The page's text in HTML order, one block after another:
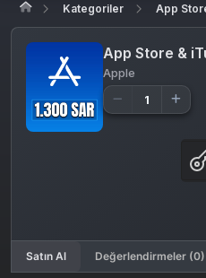
Kategoriler App
App Store &
Apple
Satın Al Değerlendirmeler (0)